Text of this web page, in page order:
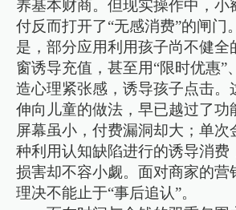
养基本财商。但现实操作中，小
付反而打开了“无感消费”的闸门
是，部分应用利用孩子尚不健全
窗诱导充值，甚至用“限时优惠”
造心理紧张感，诱导孩子点击。
伸向儿童的做法，早已越过了功
屏幕虽小，付费漏洞却大；单次
种利用认知缺陷进行的诱导消费
损害却不容小觑。面对商家的营
理决不能止于“事后追认”。